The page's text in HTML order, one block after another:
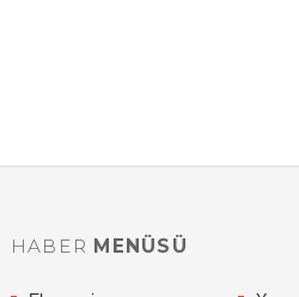
HABER MENÜSÜ